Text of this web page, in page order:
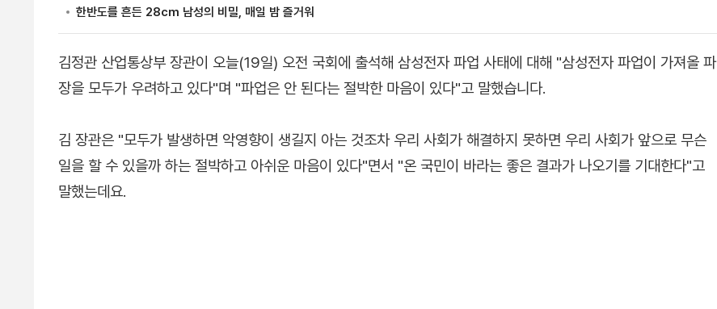
김정관 산업통상부 장관이 오늘(19일) 오전 국회에 출석해 삼성전자 파업 사태에 대해 "삼성전자 파업이 가져올 파
장을 모두가 우려하고 있다"며 "파업은 안 된다는 절박한 마음이 있다"고 말했습니다.
김 장관은 "모두가 발생하면 악영향이 생길지 아는 것조차 우리 사회가 해결하지 못하면 우리 사회가 앞으로 무슨
일을 할 수 있을까 하는 절박하고 아쉬운 마음이 있다"면서 "온 국민이 바라는 좋은 결과가 나오기를 기대한다"고
말했는데요.